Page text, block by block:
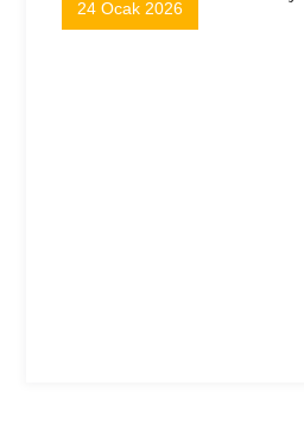
24 Ocak 2026